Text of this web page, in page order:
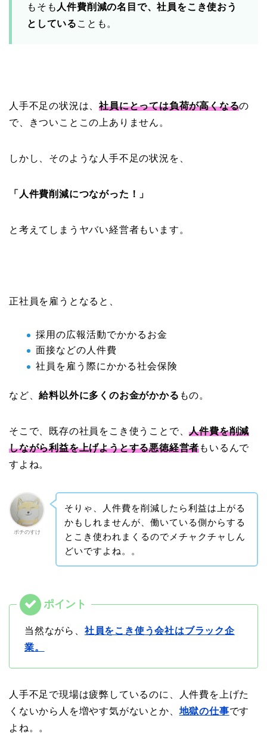
もそも 人件費削減の名目で、社員をこき使おう
としている ことも。
人手不足の状況は、社員にとっては負荷が高くなるの
で、きついことこの上ありません。
しかし、そのような人手不足の状況を、
「人件費削減につながった！」
と考えてしまうヤバい経営者もいます。
正社員を雇うとなると、
採用の広報活動でかかるお金
面接などの人件費
社員を雇う際にかかる社会保険
など、給料以外に多くのお金がかかる もの。
そこで、既存の社員をこき使うことで、人件費を削減
しながら利益を上げようとする悪徳経営者もいるんで
すよね。
ポチのすけ
そりゃ、人件費を削減したら利益は上がる
かもしれませんが、働いている側からする
とこき使われまくるのでメチャクチャしん
どいですよね。。
当然ながら、 社員をこき使う会社はブラック企
業。
人手不足で現場は疲弊しているのに、人件費を上げた
くないから人を増やす気がないとか、 地獄の仕事です
よね。。